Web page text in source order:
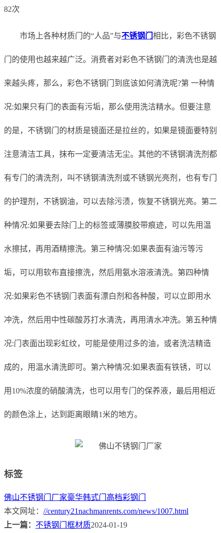
82次
市场上各种材质门的“人品”与不锈钢门 相比，彩色不锈钢
门的使用也越来越广泛。消费者对彩色不锈钢门的清洗也是越
来越头疼，那么，彩色不锈钢门到底该如何清洗呢?第 一种情
况:如果只有门的表面有污垢，那么使用洗洁精水。但要注意
的是，不锈钢门的材质是镜面还是拉丝的，如果是镜面要特别
注意清洁工具，抹布一定要清洁无尘。其他的不锈钢清洗剂都
有专门的清洗剂，叫不锈钢清洗剂或不锈钢光亮剂，也有专门
的护理剂，不锈钢油，可以去除污渍，恢复不锈钢光亮。第二
种情况:如果要去除门上的标签或薄膜胶带痕迹，可以先用温
水擦拭，再用酒精擦洗。第三种情况:如果表面有油污等污
垢，可以用软布直接擦洗，然后用氨水溶液清洗。第四种情
况:如果彩色不锈钢门表面有漂白剂和各种酸，可以立即用水
冲洗，然后用中性碳酸苏打水清洗，再用清水冲洗。第五种情
况:门表面出现彩虹纹，可能是使用过多的油，或者洗洁精造
成的，用温水清洗即可。第六种情况:如果表面有铁锈，可以
用10%浓度的硝酸清洗，也可以用专门的保养液，最后用相近
的颜色涂上，达到距离眼睛1米的地方。
标签
佛山不锈钢门厂家豪华韩式门 高档彩钢门
本文网址： //century21nachmanrents.com/news/1007.html
上一篇： 不锈钢门框材质2024-01-19